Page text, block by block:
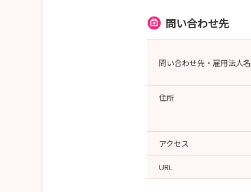
問い合わせ先
問い合わせ先・雇用法人名
住所
アクセス
URL